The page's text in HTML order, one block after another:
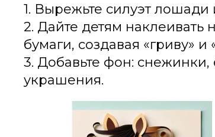
1. Вырежьте силуэт лошади
2. Дайте детям наклеивать
бумаги, создавая «гриву» и
3. Добавьте фон:
украшения.